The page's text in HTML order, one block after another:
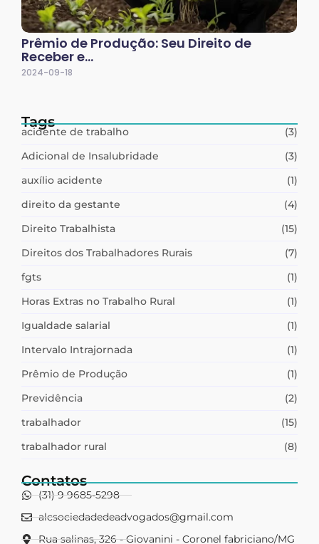
Prêmio de Produção: Seu Direito de
Receber e…
2024-09-18
Tags
acidente de trabalho
(3)
Adicional de Insalubridade
(3)
auxílio acidente
(1)
direito da gestante
(4)
Direito Trabalhista
(15)
Direitos dos Trabalhadores Rurais
(7)
fgts
(1)
Horas Extras no Trabalho Rural
(1)
Igualdade salarial
(1)
Intervalo Intrajornada
(1)
Prêmio de Produção
(1)
Previdência
(2)
trabalhador
(15)
trabalhador rural
(8)
Contatos
(31) 9 9685-5298
alcsociedadedeadvogados@gmail.com
Rua salinas, 326 - Giovanini - Coronel fabriciano/MG